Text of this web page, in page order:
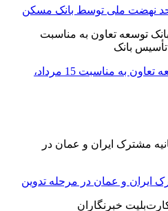
پیام مدیرعامل بانک توسعه تعاون به مناسبت 15 مرداد،
ایران و عمان در مرحله تدوین